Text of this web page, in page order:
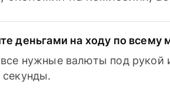
деньгами на ходу по всему
нужные валюты под рукой
секунды.